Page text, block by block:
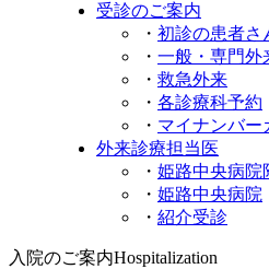
受診のご案内
・ 初診の患者さ
・ 一般・専門外
・ 救急外来
・ 各診療科予約
・ マイナンバー
外来診療担当医
・ 姫路中央病院
・ 姫路中央病院
・ 紹介受診
入院のご案内Hospitalization